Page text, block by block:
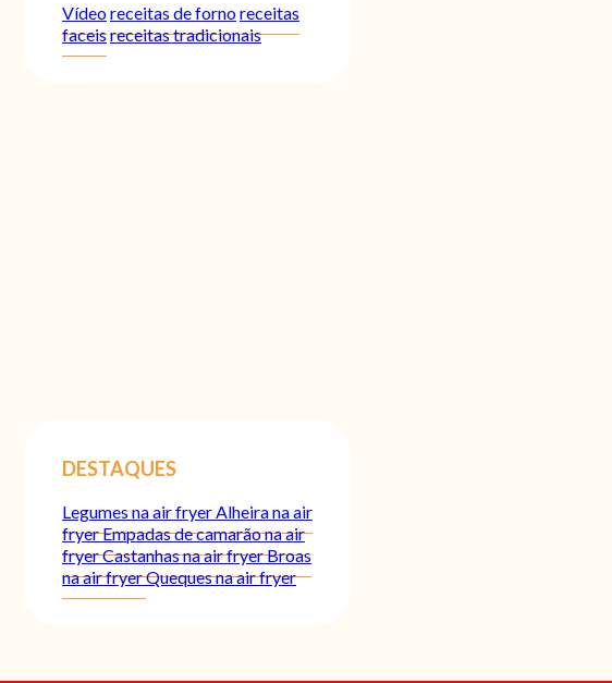
Vídeoreceitas de fornoreceitas
faceisreceitas tradicionais
DESTAQUES
Legumes na air fryerAlheira na air
fryerEmpadas de camarão na air
fryerCastanhas na air fryerBroas
na air fryerQueques na air fryer